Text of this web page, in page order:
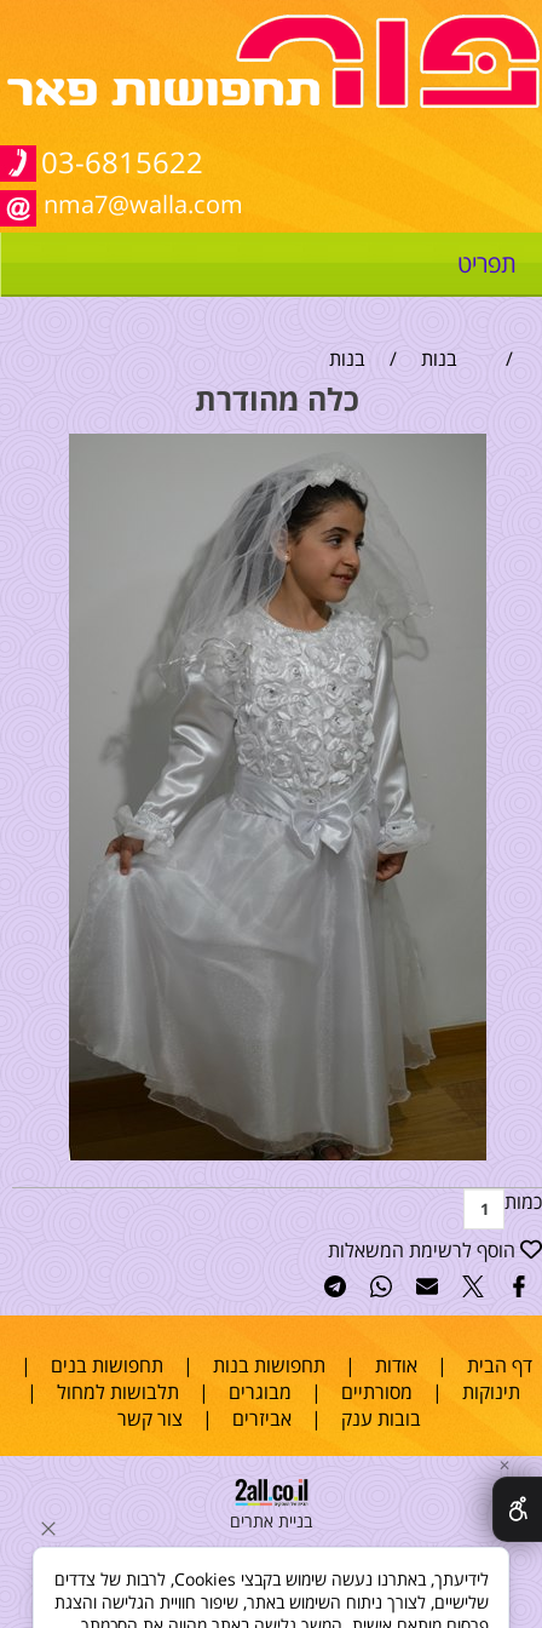
03-6815622
nma7@walla.com
תפריט
/ בנות / בנות
כלה מהודרת
כמות
הוסף לרשימת המשאלות
דף הבית |אודות | תחפושות בנות | תחפושות בנים |
תינוקות | מסורתיים | מבוגרים | תלבושות למחול |
בובות ענק |אביזרים | צור קשר
בניית אתרים
✕
לידיעתך, באתרנו נעשה שימוש בקבצי Cookies, לרבות של צדדים
שלישיים, לצורך ניתוח השימוש באתר, שיפור חוויית הגלישה והצגת